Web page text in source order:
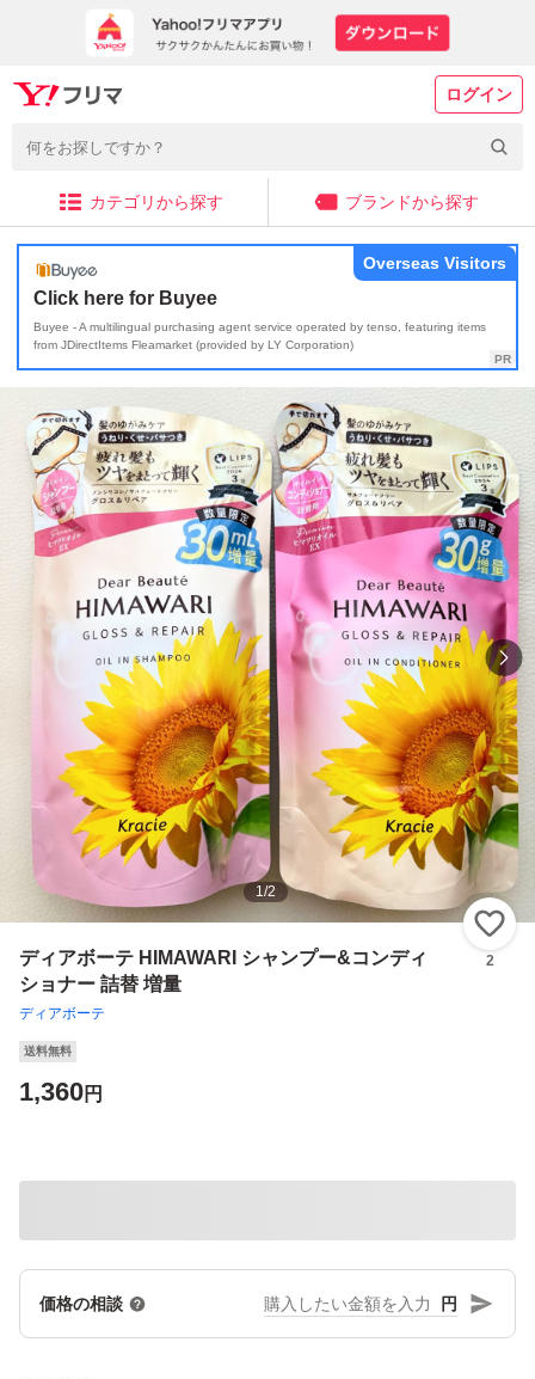
ログイン
カテゴリから探す ブランドから探す
Click here for Buyee
Buyee - A multilingual purchasing agent service operated by tenso, featuring items
from JDirectItems Fleamarket (provided by LY Corporation)
Overseas Visitors
1/2
ディアボーテ HIMAWARI シャンプー&コンディ
ショナー 詰替 増量
ディアボーテ
2
送料無料
1,360円
価格の相談 円